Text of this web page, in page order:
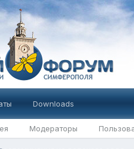
Модераторы
Downloads